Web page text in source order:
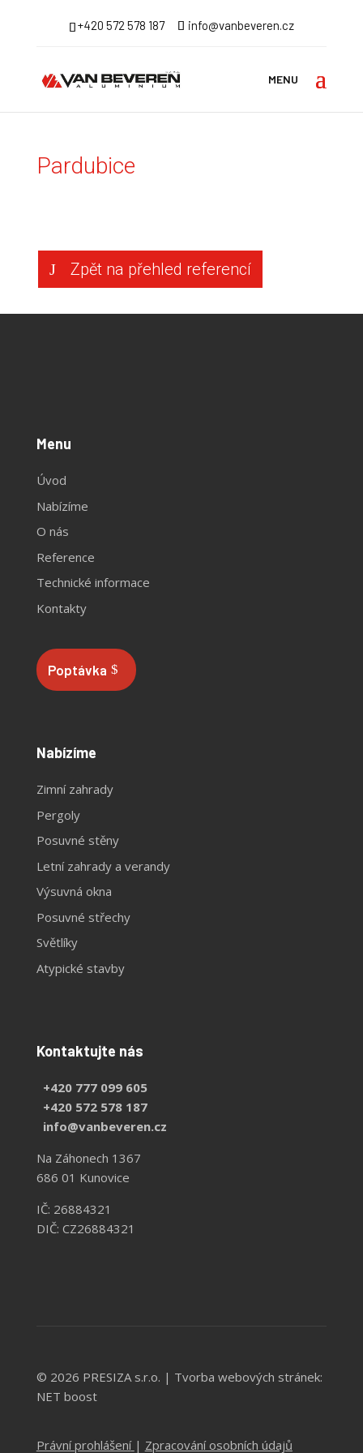
+420 572 578 187 info@vanbeveren.cz
Úvodní stránka> Reference>
>
Pardubice
Zpět na přehled referencí
Menu
Úvod
Nabízíme
O nás
Reference
Technické informace
Kontakty
Poptávka
Nabízíme
Zimní zahrady
Pergoly
Posuvné stěny
Letní zahrady a verandy
Výsuvná okna
Posuvné střechy
Světlíky
Atypické stavby
Kontaktujte nás
+420 777 099 605
+420 572 578 187
info@vanbeveren.cz
Na Záhonech 1367
686 01 Kunovice
IČ: 26884321
DIČ: CZ26884321
© 2026 PRESIZA s.r.o. | Tvorba webových stránek:
NET boost
Právní prohlášení | Zpracování osobních údajů